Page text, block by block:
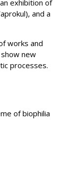
exhibition of
and a
works and
new
processes.
of biophilia